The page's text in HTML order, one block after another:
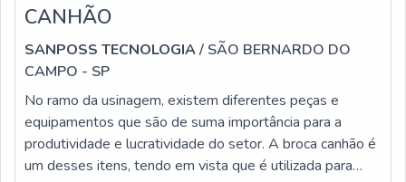
CANHÃO
SANPOSS TECNOLOGIA/ SÃO BERNARDO DO
CAMPO - SP
No ramo da usinagem, existem diferentes peças e
equipamentos que são de suma importância para a
produtividade e lucratividade do setor. A broca canhão é
um desses itens, tendo em vista que é utilizada para